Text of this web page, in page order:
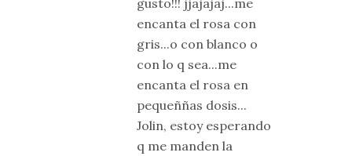
gusto!!! jjajajaj...me
encanta el rosa con
gris...o con blanco o
con lo q sea...me
encanta el rosa en
pequeññas dosis...
Jolin, estoy esperando
q me manden la